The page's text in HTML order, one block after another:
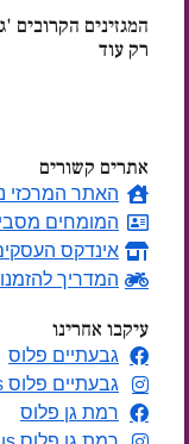
המגזינים הקרובים
רק עוד
אתרים קשורים
האתר המרכזי
המומחים
אינדקס
המדריך
עיקבו אחרינו
גבעתיים פלוס
גבעתיים פלוס givatayim_plus
רמת גן פלוס